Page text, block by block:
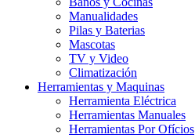
Manualidades
Pilas y Baterias
Mascotas
TV y Video
Climatización
Herramientas y Maquinas
Herramienta Eléctrica
Herramientas Manuales
Herramientas Por Ofícios